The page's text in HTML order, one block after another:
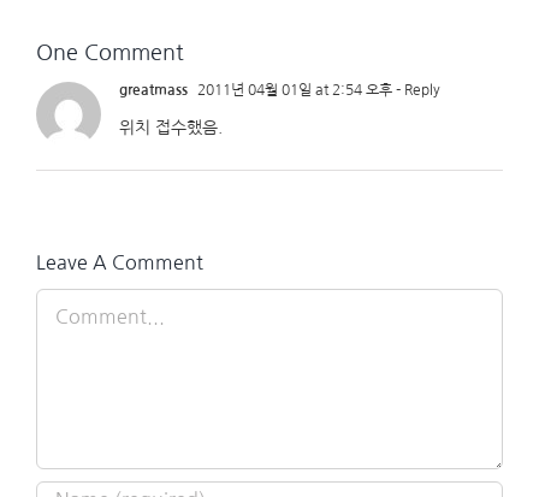
One Comment
greatmass 2011년 04월 01일 at 2:54 오후 - Reply
위치 접수했음.
Leave A Comment